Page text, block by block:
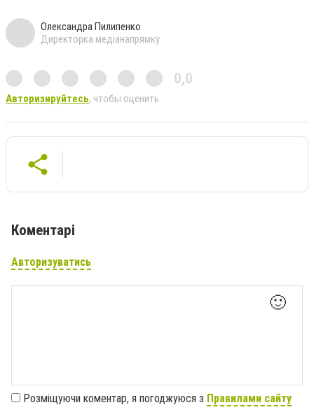
Олександра Пилипенко
Директорка медіанапрямку
0,0
Авторизируйтесь, чтобы оценить
Коментарі
Авторизуватись
🙂
Розміщуючи коментар, я погоджуюся з Правилами сайту